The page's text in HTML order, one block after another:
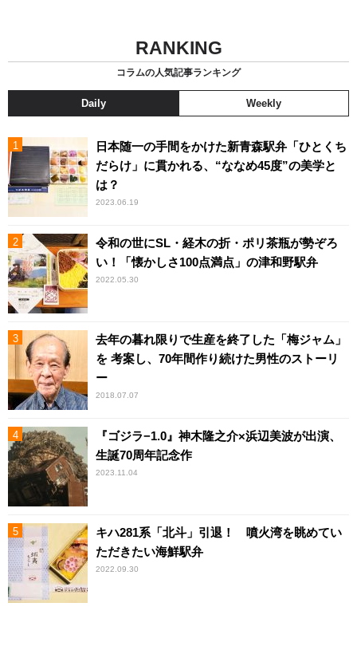
RANKING
コラムの人気記事ランキング
Daily Weekly
日本随一の手間をかけた新青森駅弁「ひとくち
だらけ」に貫かれる、“ななめ45度”の美学と
は？
2023.06.19
令和の世にSL・経木の折・ポリ茶瓶が勢ぞろ
い！「懐かしさ100点満点」の津和野駅弁
2022.05.30
去年の暮れ限りで生産を終了した「梅ジャム」
を 考案し、70年間作り続けた男性のストーリ
ー
2018.07.07
『ゴジラ−1.0』神木隆之介×浜辺美波が出演、
生誕70周年記念作
2023.11.04
キハ281系「北斗」引退！ 噴火湾を眺めてい
ただきたい海鮮駅弁
2022.09.30